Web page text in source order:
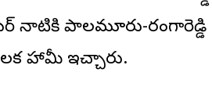
నాటికి పాలమూరు-రంగారెడ్డి
హామీ ఇచ్చారు.